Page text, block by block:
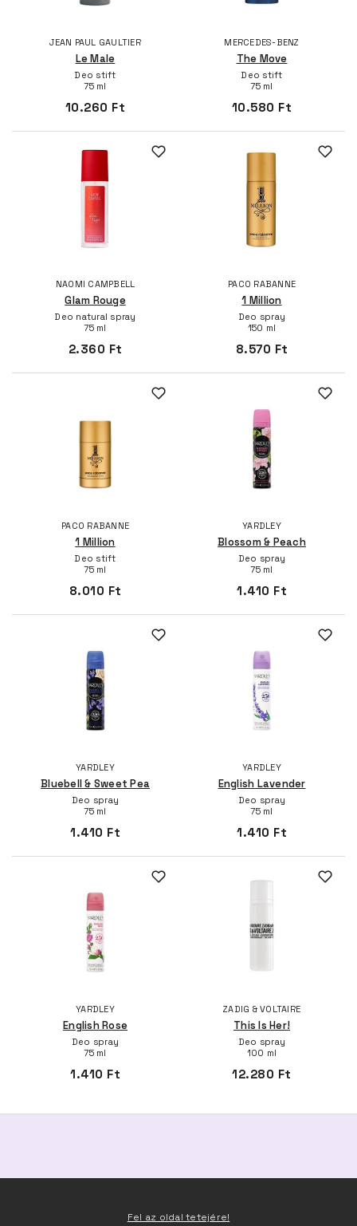
JEAN PAUL GAULTIER
Le Male
Deo stift
75 ml
10.260 Ft
MERCEDES-BENZ
The Move
Deo stift
75 ml
10.580 Ft
NAOMI CAMPBELL
Glam Rouge
Deo natural spray
75 ml
2.360 Ft
PACO RABANNE
1 Million
Deo spray
150 ml
8.570 Ft
PACO RABANNE
1 Million
Deo stift
75 ml
8.010 Ft
YARDLEY
Blossom & Peach
Deo spray
75 ml
1.410 Ft
YARDLEY
Bluebell & Sweet Pea
Deo spray
75 ml
1.410 Ft
YARDLEY
English Lavender
Deo spray
75 ml
1.410 Ft
YARDLEY
English Rose
Deo spray
75 ml
1.410 Ft
ZADIG & VOLTAIRE
This Is Her!
Deo spray
100 ml
12.280 Ft
Fel az oldal tetejére!